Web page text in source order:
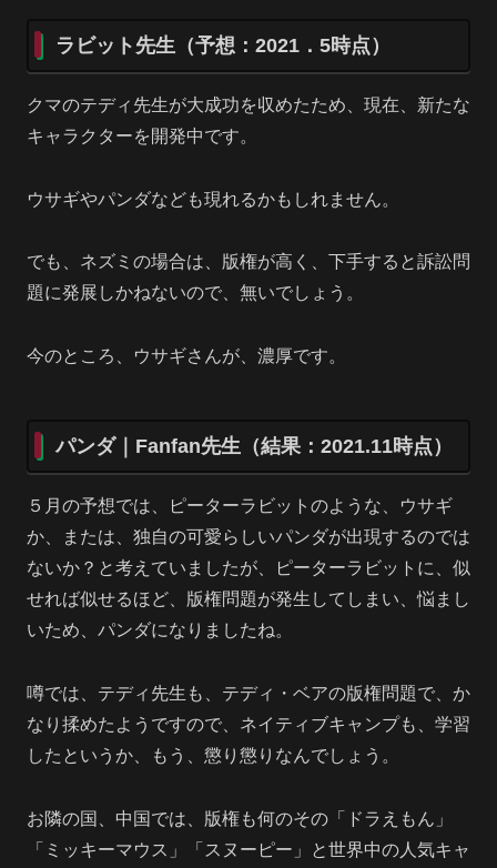
ラビット先生（予想：2021．5時点）
クマのテディ先生が大成功を収めたため、現在、新たな
キャラクターを開発中です。
ウサギやパンダなども現れるかもしれません。
でも、ネズミの場合は、版権が高く、下手すると訴訟問
題に発展しかねないので、無いでしょう。
今のところ、ウサギさんが、濃厚です。
パンダ｜Fanfan先生（結果：2021.11時点）
５月の予想では、ピーターラビットのような、ウサギ
か、または、独自の可愛らしいパンダが出現するのでは
ないか？と考えていましたが、ピーターラビットに、似
せれば似せるほど、版権問題が発生してしまい、悩まし
いため、パンダになりましたね。
噂では、テディ先生も、テディ・ベアの版権問題で、か
なり揉めたようですので、ネイティブキャンプも、学習
したというか、もう、懲り懲りなんでしょう。
お隣の国、中国では、版権も何のその「ドラえもん」
「ミッキーマウス」「スヌーピー」と世界中の人気キャ